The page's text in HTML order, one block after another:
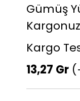
Gümüş
Kargo
13,27 Gr